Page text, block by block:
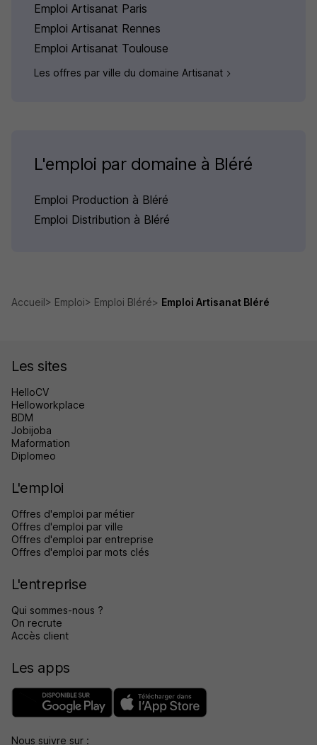
Emploi Artisanat Paris
Emploi Artisanat Rennes
Emploi Artisanat Toulouse
Les offres par ville du domaine Artisanat
L'emploi par domaine à Bléré
Emploi Production à Bléré
Emploi Distribution à Bléré
Accueil Emploi Emploi Bléré Emploi Artisanat Bléré
Les sites
HelloCV
Helloworkplace
BDM
Jobijoba
Maformation
Diplomeo
L'emploi
Offres d'emploi par métier
Offres d'emploi par ville
Offres d'emploi par entreprise
Offres d'emploi par mots clés
L'entreprise
Qui sommes-nous ?
On recrute
Accès client
Les apps
Nous suivre sur :